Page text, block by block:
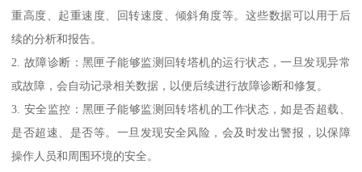
重高度、起重速度、回转速度、倾斜角度等。这些数据可以用于后
续的分析和报告。
2. 故障诊断：黑匣子能够监测回转塔机的运行状态，一旦发现异常
或故障，会自动记录相关数据，以便后续进行故障诊断和修复。
3. 安全监控：黑匣子能够监测回转塔机的工作状态，如是否超载、
是否超速、是否等。一旦发现安全风险，会及时发出警报，以保障
操作人员和周围环境的安全。